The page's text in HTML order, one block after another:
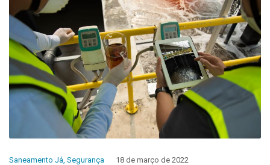
Saneamento Já Segurança 18 de março de 2022